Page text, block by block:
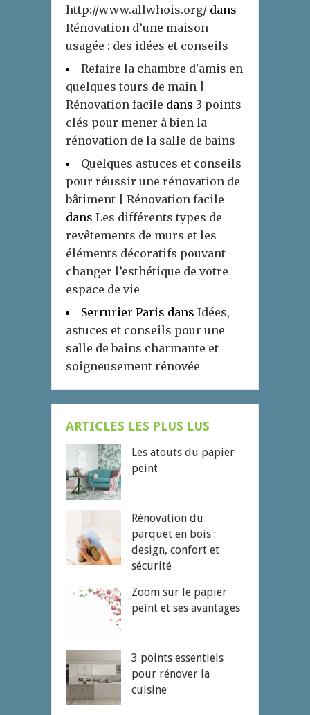
http://www.allwhois.org/ dans
Rénovation d’une maison
usagée : des idées et conseils
Refaire la chambre d'amis en
quelques tours de main |
Rénovation facile dans 3 points
clés pour mener à bien la
rénovation de la salle de bains
Quelques astuces et conseils
pour réussir une rénovation de
bâtiment | Rénovation facile
dans Les différents types de
revêtements de murs et les
éléments décoratifs pouvant
changer l’esthétique de votre
espace de vie
Serrurier Paris dans Idées,
astuces et conseils pour une
salle de bains charmante et
soigneusement rénovée
ARTICLES LES PLUS LUS
Les atouts du papier
peint
Rénovation du
parquet en bois :
design, confort et
sécurité
Zoom sur le papier
peint et ses avantages
3 points essentiels
pour rénover la
cuisine